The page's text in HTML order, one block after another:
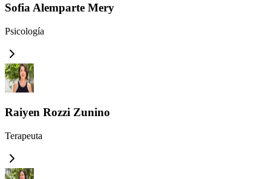
Sofia Alemparte Mery
Psicología
Raiyen Rozzi Zunino
Terapeuta